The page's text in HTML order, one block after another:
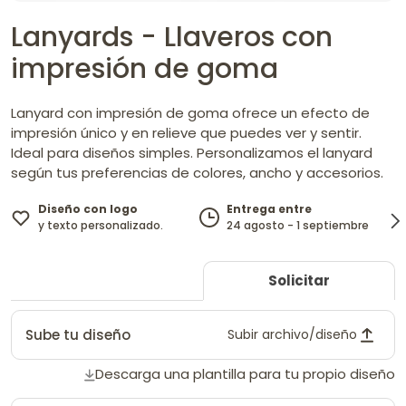
Lanyards - Llaveros con
impresión de goma
Lanyard con impresión de goma ofrece un efecto de
impresión único y en relieve que puedes ver y sentir.
Ideal para diseños simples. Personalizamos el lanyard
según tus preferencias de colores, ancho y accesorios.
Diseño con logo
y texto personalizado.
Entrega entre
24 agosto - 1 septiembre
Solicitar
Sube tu diseño Subir archivo/diseño
Descarga una plantilla para tu propio diseño